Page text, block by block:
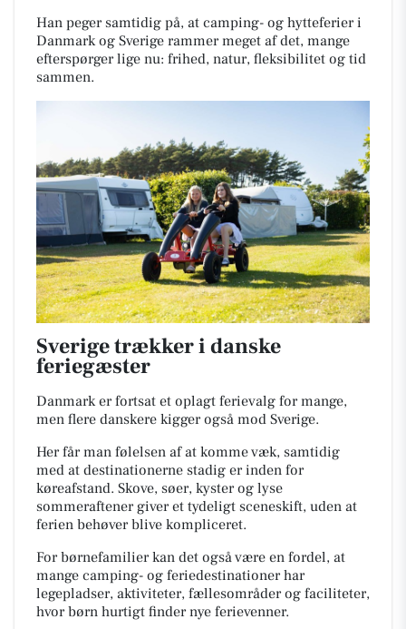
Han peger samtidig på, at camping- og hytteferier i
Danmark og Sverige rammer meget af det, mange
efterspørger lige nu: frihed, natur, fleksibilitet og tid
sammen.
Sverige trækker i danske
feriegæster
Danmark er fortsat et oplagt ferievalg for mange,
men flere danskere kigger også mod Sverige.
Her får man følelsen af at komme væk, samtidig
med at destinationerne stadig er inden for
køreafstand. Skove, søer, kyster og lyse
sommeraftener giver et tydeligt sceneskift, uden at
ferien behøver blive kompliceret.
For børnefamilier kan det også være en fordel, at
mange camping- og feriedestinationer har
legepladser, aktiviteter, fællesområder og faciliteter,
hvor børn hurtigt finder nye ferievenner.